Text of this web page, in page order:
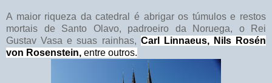
A maior riqueza da catedral é abrigar os túmulos e restos
mortais de Santo Olavo, padroeiro da Noruega, o Rei
Gustav Vasa e suas rainhas, Carl Linnaeus, Nils Rosén
von Rosenstein, entre outros.